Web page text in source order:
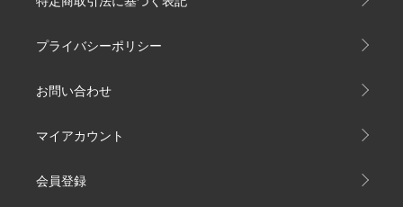
プライバシーポリシー
お問い合わせ
マイアカウント
会員登録